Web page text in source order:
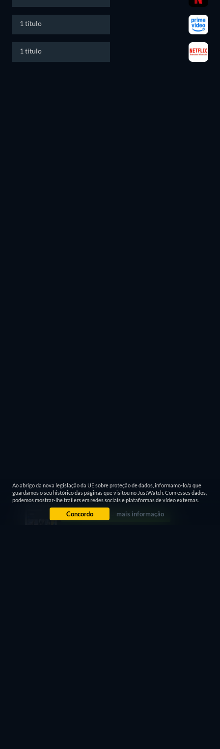
1 título
1 título
Ao abrigo da nova legislação da UE sobre proteção de dados, informamo-lo/a que
guardamos o seu histórico das páginas que visitou no JustWatch. Com esses dados,
podemos mostrar-lhe trailers em redes sociais e plataformas de vídeo externas.
Concordo mais informação